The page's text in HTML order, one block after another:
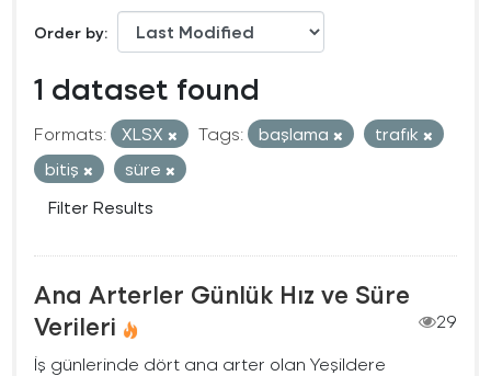
Order by
1 dataset found
Formats: XLSX Tags: başlama
trafık
bitiş
süre
Filter Results
Ana Arterler Günlük Hız ve Süre
Verileri
29
İş günlerinde dört ana arter olan Yeşildere